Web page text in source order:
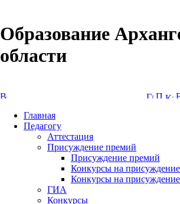
Образование
области
Главная
Педагогу
Аттестация
Присуждение премий
Присуждение премий
Конкурсы на
Конкурсы на
ГИА
Конкурсы